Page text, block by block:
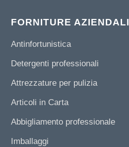
FORNITURE AZIENDALI
Antinfortunistica
Detergenti professionali
Attrezzature per pulizia
Articoli in Carta
Abbigliamento professionale
Imballaggi